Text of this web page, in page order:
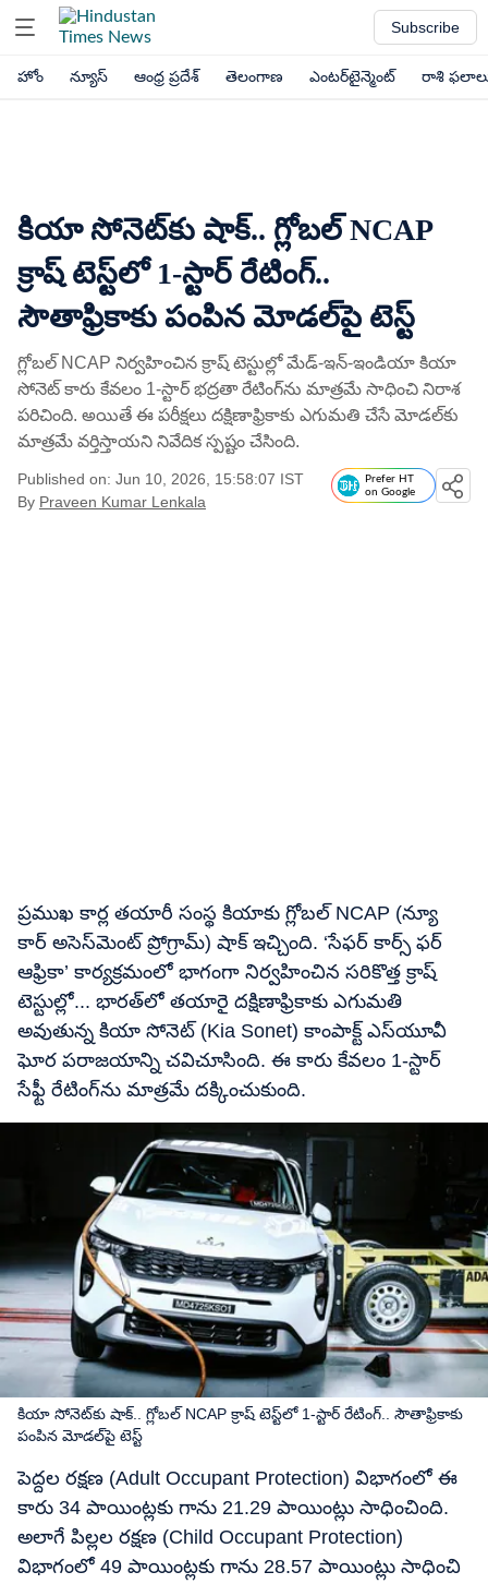
Subscribe
హోం న్యూస్ ఆంధ్ర ప్రదేశ్ తెలంగాణ ఎంటర్‌టైన్మెంట్ రాశి
కియా సోనెట్‌కు షాక్.. గ్లోబల్ NCAP
క్రాష్ టెస్ట్‌లో 1-స్టార్ రేటింగ్..
సౌతాఫ్రికాకు పంపిన మోడల్‌పై టెస్ట్
గ్లోబల్ NCAP నిర్వహించిన క్రాష్ టెస్టుల్లో మేడ్-ఇన్-ఇండియా కియా
సోనెట్ కారు కేవలం 1-స్టార్ భద్రతా రేటింగ్‌ను మాత్రమే సాధించి నిరాశ
పరిచింది. అయితే ఈ పరీక్షలు దక్షిణాఫ్రికాకు ఎగుమతి చేసే మోడల్‌కు
మాత్రమే వర్తిస్తాయని నివేదిక స్పష్టం చేసింది.
Published on: Jun 10, 2026, 15:58:07 IST
By Praveen Kumar Lenkala
Prefer HT
on Google
ప్రముఖ కార్ల తయారీ సంస్థ కియాకు గ్లోబల్ NCAP (న్యూ
కార్ అసెస్‌మెంట్ ప్రోగ్రామ్) షాక్ ఇచ్చింది. ‘సేఫర్ కార్స్ ఫర్
ఆఫ్రికా’ కార్యక్రమంలో భాగంగా నిర్వహించిన సరికొత్త క్రాష్
టెస్టుల్లో... భారత్‌లో తయారై దక్షిణాఫ్రికాకు ఎగుమతి
అవుతున్న కియా సోనెట్ (Kia Sonet) కాంపాక్ట్ ఎస్‌యూవీ
ఘోర పరాజయాన్ని చవిచూసింది. ఈ కారు కేవలం 1-స్టార్
సేఫ్టీ రేటింగ్‌ను మాత్రమే దక్కించుకుంది.
కియా సోనెట్‌కు షాక్.. గ్లోబల్ NCAP క్రాష్ టెస్ట్‌లో 1-స్టార్ రేటింగ్.. సౌతాఫ్రికాకు
పంపిన మోడల్‌పై టెస్ట్
పెద్దల రక్షణ (Adult Occupant Protection) విభాగంలో ఈ
కారు 34 పాయింట్లకు గాను 21.29 పాయింట్లు సాధించింది.
అలాగే పిల్లల రక్షణ (Child Occupant Protection)
విభాగంలో 49 పాయింట్లకు గాను 28.57 పాయింట్లు సాధించి